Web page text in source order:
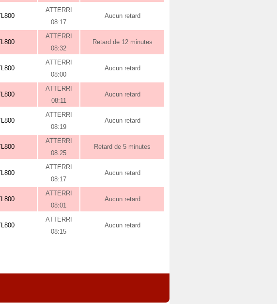
ATTERRI
08:17
Aucun retard
ATTERRI
08:32
Retard de 12 minutes
ATTERRI
08:00
Aucun retard
ATTERRI
08:11
Aucun retard
ATTERRI
08:19
Aucun retard
ATTERRI
08:25
Retard de 5 minutes
ATTERRI
08:17
Aucun retard
ATTERRI
08:01
Aucun retard
ATTERRI
08:15
Aucun retard